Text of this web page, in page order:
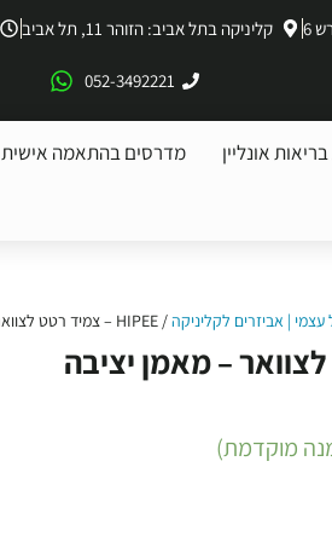
6 קליניקה בתל אביב: הזוהר 11, תל אביב
052-3492221
אונליין מדרסים בהתאמה אישית
עצמי | אביזרים לקליניקה/ HIPEE – צמיד רטט לצוואר – מאמן יציבה